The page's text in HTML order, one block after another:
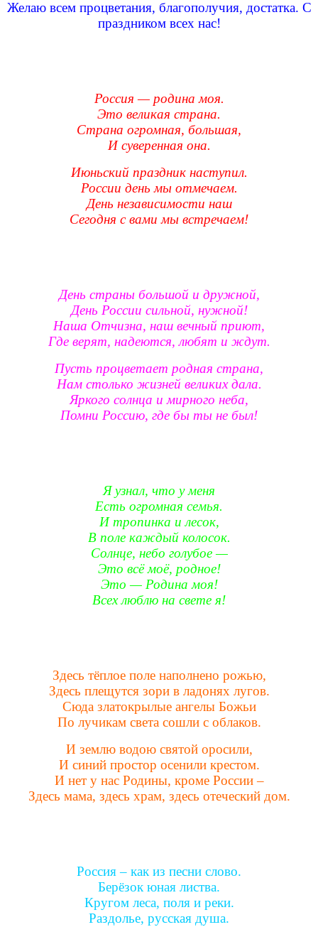
Желаю всем процветания, благополучия, достатка. С
праздником всех нас!
Россия — родина моя.
Это великая страна.
Страна огромная, большая,
И суверенная она.
Июньский праздник наступил.
России день мы отмечаем.
День независимости наш
Сегодня с вами мы встречаем!
День страны большой и дружной,
День России сильной, нужной!
Наша Отчизна, наш вечный приют,
Где верят, надеются, любят и ждут.
Пусть процветает родная страна,
Нам столько жизней великих дала.
Яркого солнца и мирного неба,
Помни Россию, где бы ты не был!
Я узнал, что у меня
Есть огромная семья.
И тропинка и лесок,
В поле каждый колосок.
Солнце, небо голубое —
Это всё моё, родное!
Это — Родина моя!
Всех люблю на свете я!
Здесь тёплое поле наполнено рожью,
Здесь плещутся зори в ладонях лугов.
Сюда златокрылые ангелы Божьи
По лучикам света сошли с облаков.
И землю водою святой оросили,
И синий простор осенили крестом.
И нет у нас Родины, кроме России –
Здесь мама, здесь храм, здесь отеческий дом.
Россия – как из песни слово.
Берёзок юная листва.
Кругом леса, поля и реки.
Раздолье, русская душа.